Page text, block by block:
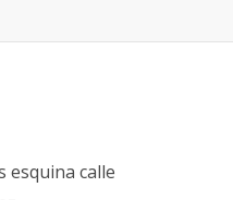
esquina calle